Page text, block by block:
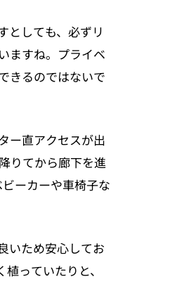
としても、必ずリ
ますね。プライベ
きるのではないで
ー直アクセスが出
りてから廊下を進
ーカーや車椅子な
いため安心してお
っていたりと、